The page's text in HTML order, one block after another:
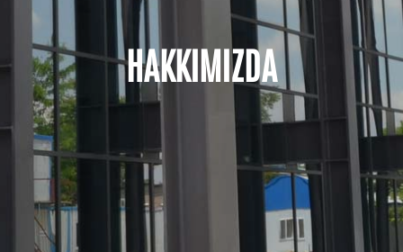
HAKKIMIZDA